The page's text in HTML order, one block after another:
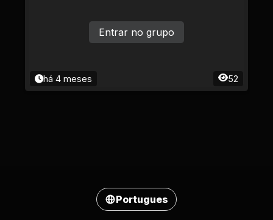
há 4 meses 52
Entrar no grupo
Portugues